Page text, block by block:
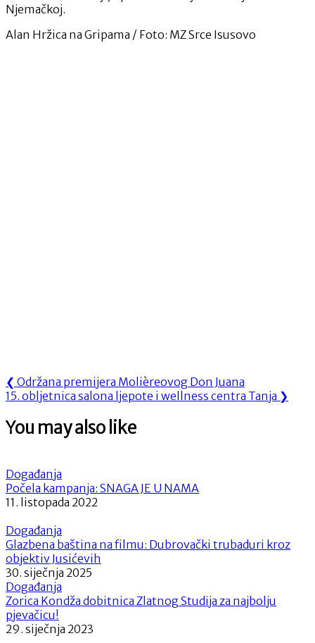
Njemačkoj.
Alan Hržica na Gripama / Foto: MZ Srce Isusovo
Navigacija
objava
❮ Previous
Post:
Održana premijera Molièreovog Don Juana
Next
15. obljetnica salona ljepote i wellness centra Tanja ❯
You may also like
Događanja
Počela kampanja: SNAGA JE U NAMA
11. listopada 2022
Događanja
Glazbena baština na filmu: Dubrovački trubaduri kroz
objektiv Jusićevih
30. siječnja 2025
Događanja
Zorica Kondža dobitnica Zlatnog Studija za najbolju
pjevačicu!
29. siječnja 2023